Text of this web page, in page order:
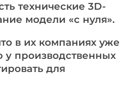
технические 3D-
модели «с нуля».
в их компаниях уже
у производственных
для